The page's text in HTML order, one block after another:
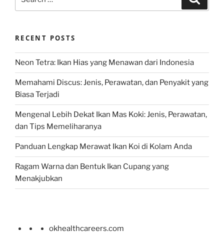
for:
RECENT POSTS
Neon Tetra: Ikan Hias yang Menawan dari Indonesia
Memahami Discus: Jenis, Perawatan, dan Penyakit yang
Biasa Terjadi
Mengenal Lebih Dekat Ikan Mas Koki: Jenis, Perawatan,
dan Tips Memeliharanya
Panduan Lengkap Merawat Ikan Koi di Kolam Anda
Ragam Warna dan Bentuk Ikan Cupang yang
Menakjubkan
okhealthcareers.com